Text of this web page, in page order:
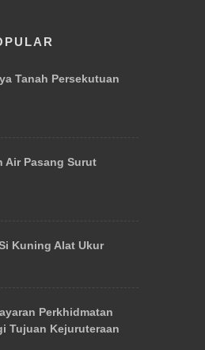
Tanah Persekutuan
Air Pasang Surut
Kuning Alat Ukur
Perkhidmatan
Tujuan Kejuruteraan